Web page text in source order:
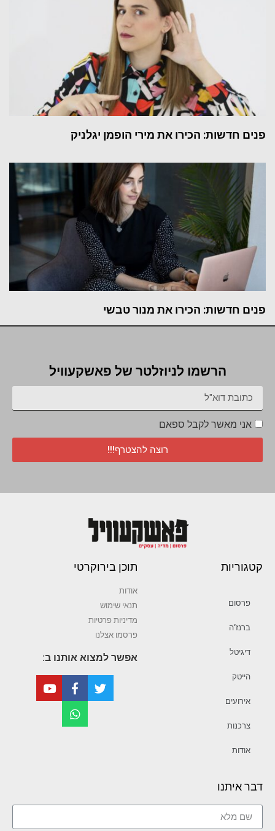
פנים חדשות: הכירו את מירי הופמן יגלניק
פנים חדשות: הכירו את מנור טבשי
הרשמו לניוזלטר של פאשקעוויל
אני מאשר לקבל ספאם
רוצה להצטרף!!!
קטגוריות
פרסום
ברנז’ה
דיגיטל
הייטק
אירועים
צרכנות
אודות
תוכן בירוקרטי
אודות
תנאי שימוש
מדיניות פרטיות
פרסמו אצלנו
אפשר למצוא אותנו ב:
דבר איתנו